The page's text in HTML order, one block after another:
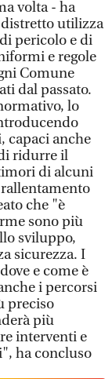
volta - ha
utilizza
pericolo e di
e regole
Comune
dal passato.
lo
capaci anche
ridurre il
di alcuni
che "è
sono più
sviluppo,
sicurezza. I
e come è
i percorsi
preciso
più
interventi e
ha concluso